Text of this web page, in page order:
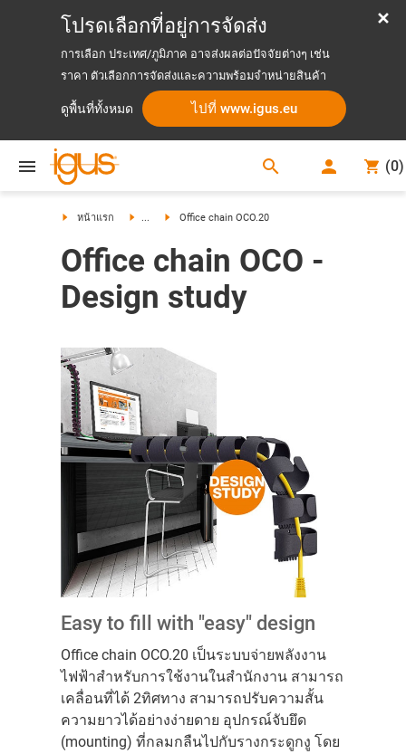
โปรดเลือกที่อยู่การจัดส่ง
การเลือก ประเทศ/ภูมิภาค อาจส่งผลต่อปัจจัยต่างๆ เช่น
ราคา ตัวเลือกการจัดส่งและความพร้อมจำหน่ายสินค้า
ดูพื้นที่ทั้งหมด ไปที่ www.igus.eu
search (0)
หน้าแรก ... Office chain OCO.20
Office chain OCO -
Design study
Easy to fill with "easy" design
Office chain OCO.20 เป็นระบบจ่ายพลังงาน
ไฟฟ้าสำหรับการใช้งานในสำนักงาน สามารถ
เคลื่อนที่ได้ 2ทิศทาง สามารถปรับความสั้น
ความยาวได้อย่างง่ายดาย อุปกรณ์จับยึด
(mounting) ที่กลมกลืนไปกับรางกระดูกงู โดย